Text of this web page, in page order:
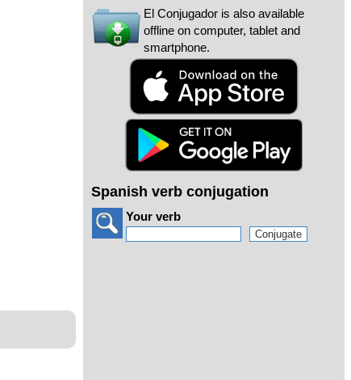
El Conjugador is also available
offline on computer, tablet and
smartphone.
Spanish verb conjugation
Your verb